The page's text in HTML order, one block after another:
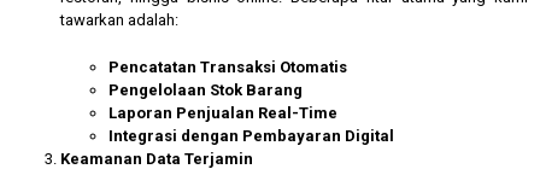
tawarkan adalah:
Pencatatan Transaksi Otomatis
Pengelolaan Stok Barang
Laporan Penjualan Real-Time
Integrasi dengan Pembayaran Digital
Keamanan Data Terjamin